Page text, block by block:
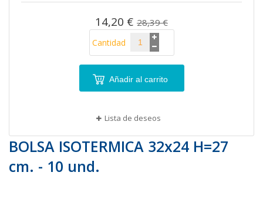
imágenes
14,20 € 28,39 €
Cantidad
Añadir al carrito
Lista de deseos
BOLSA ISOTERMICA 32x24 H=27
cm. - 10 und.